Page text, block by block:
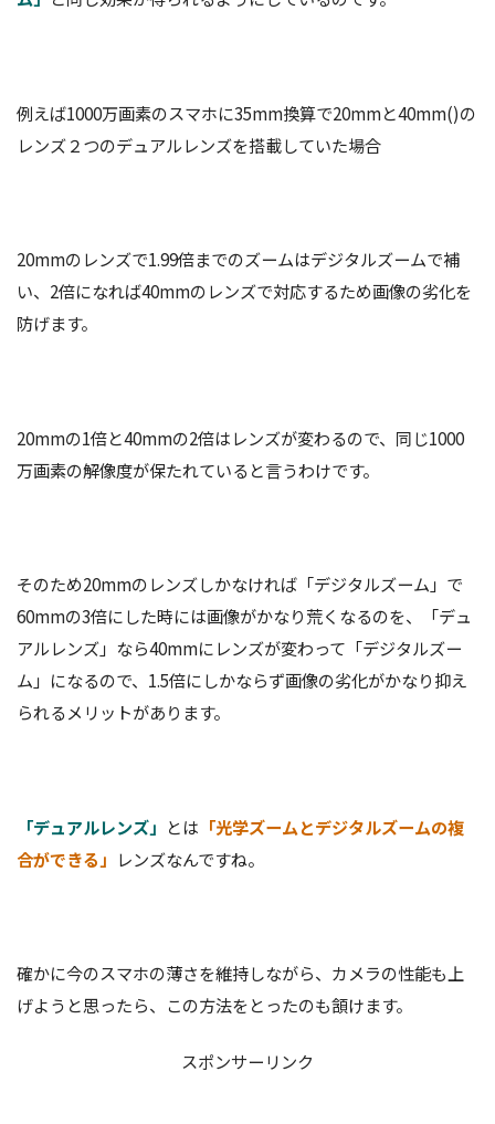
例えば1000万画素のスマホに35mm換算で20mmと40mm()の
レンズ２つのデュアルレンズを搭載していた場合
20mmのレンズで1.99倍までのズームはデジタルズームで補
い、2倍になれば40mmのレンズで対応するため画像の劣化を
防げます。
20mmの1倍と40mmの2倍はレンズが変わるので、同じ1000
万画素の解像度が保たれていると言うわけです。
そのため20mmのレンズしかなければ「デジタルズーム」で
60mmの3倍にした時には画像がかなり荒くなるのを、「デュ
アルレンズ」なら40mmにレンズが変わって「デジタルズー
ム」になるので、1.5倍にしかならず画像の劣化がかなり抑え
られるメリットがあります。
「デュアルレンズ」 とは 「光学ズームとデジタルズームの複
合ができる」 レンズなんですね。
確かに今のスマホの薄さを維持しながら、カメラの性能も上
げようと思ったら、この方法をとったのも頷けます。
スポンサーリンク